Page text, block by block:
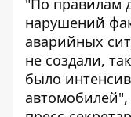
"По правилам
нарушений
аварийных
не создали,
было